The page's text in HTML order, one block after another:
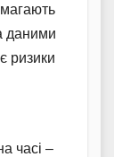
даними
ризики
часі –